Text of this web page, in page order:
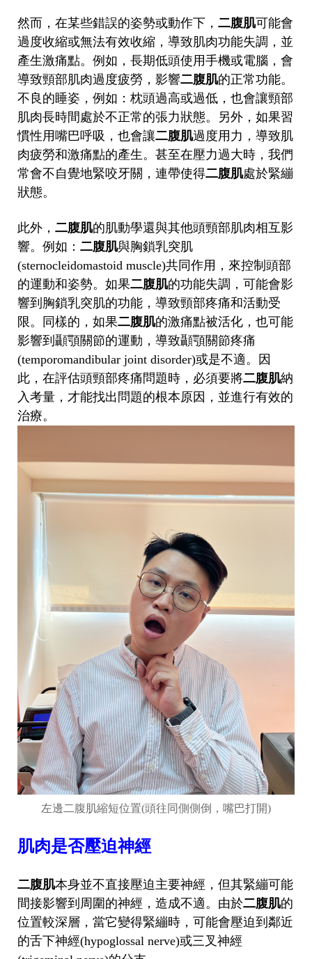
然而，在某些錯誤的姿勢或動作下，二腹肌可能會
過度收縮或無法有效收縮，導致肌肉功能失調，並
產生激痛點。例如，長期低頭使用手機或電腦，會
導致頸部肌肉過度疲勞，影響二腹肌的正常功能。
不良的睡姿，例如：枕頭過高或過低，也會讓頸部
肌肉長時間處於不正常的張力狀態。另外，如果習
慣性用嘴巴呼吸，也會讓二腹肌過度用力，導致肌
肉疲勞和激痛點的產生。甚至在壓力過大時，我們
常會不自覺地緊咬牙關，連帶使得二腹肌處於緊繃
狀態。
此外，二腹肌的肌動學還與其他頭頸部肌肉相互影
響。例如：二腹肌與胸鎖乳突肌
(sternocleidomastoid muscle)共同作用，來控制頭部
的運動和姿勢。如果二腹肌的功能失調，可能會影
響到胸鎖乳突肌的功能，導致頸部疼痛和活動受
限。同樣的，如果二腹肌的激痛點被活化，也可能
影響到顳顎關節的運動，導致顳顎關節疼痛
(temporomandibular joint disorder)或是不適。因
此，在評估頭頸部疼痛問題時，必須要將二腹肌納
入考量，才能找出問題的根本原因，並進行有效的
治療。
左邊二腹肌縮短位置(頭往同側側倒，嘴巴打開)
肌肉是否壓迫神經
二腹肌本身並不直接壓迫主要神經，但其緊繃可能
間接影響到周圍的神經，造成不適。由於二腹肌的
位置較深層，當它變得緊繃時，可能會壓迫到鄰近
的舌下神經(hypoglossal nerve)或三叉神經